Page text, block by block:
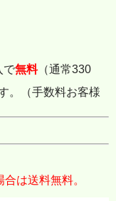
で無料（通常330
。（手数料お客様
は送料無料。